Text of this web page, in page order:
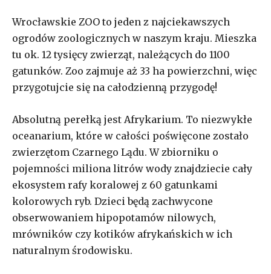
Wrocławskie ZOO to jeden z najciekawszych
ogrodów zoologicznych w naszym kraju. Mieszka
tu ok. 12 tysięcy zwierząt, należących do 1100
gatunków. Zoo zajmuje aż 33 ha powierzchni, więc
przygotujcie się na całodzienną przygodę!
Absolutną perełką jest Afrykarium. To niezwykłe
oceanarium, które w całości poświęcone zostało
zwierzętom Czarnego Lądu. W zbiorniku o
pojemności miliona litrów wody znajdziecie cały
ekosystem rafy koralowej z 60 gatunkami
kolorowych ryb. Dzieci będą zachwycone
obserwowaniem hipopotamów nilowych,
mrówników czy kotików afrykańskich w ich
naturalnym środowisku.